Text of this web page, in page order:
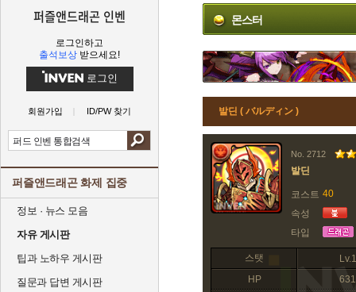
퍼즐앤드래곤 인벤
로그인하고
출석보상 받으세요!
로그인
회원가입 ID/PW 찾기
퍼즐앤드래곤 화제 집중
정보 · 뉴스 모음
자유 게시판
팁과 노하우 게시판
질문과 답변 게시판
몬스터
발딘 ( バルディン )
No. 2712
발딘
코스트 40
속성
타입
스탯
Lv.1
HP
631